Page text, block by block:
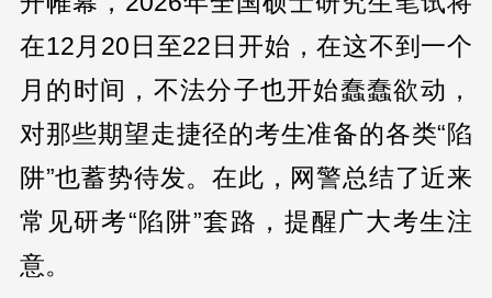
在12月20日至22日开始，在这不到一个
月的时间，不法分子也开始蠢蠢欲动，
对那些期望走捷径的考生准备的各类“陷
阱”也蓄势待发。在此，网警总结了近来
常见研考“陷阱”套路，提醒广大考生注
意。